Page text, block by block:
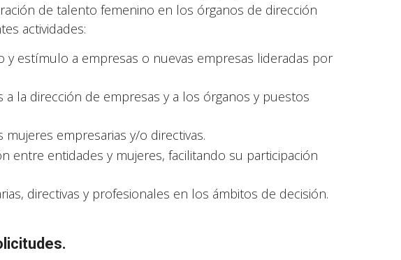
de talento femenino en los órganos de dirección
actividades:
y estímulo a empresas o nuevas empresas lideradas por
la dirección de empresas y a los órganos y puestos
empresarias y/o directivas.
entre entidades y mujeres, facilitando su participación
directivas y profesionales en los ámbitos de decisión.